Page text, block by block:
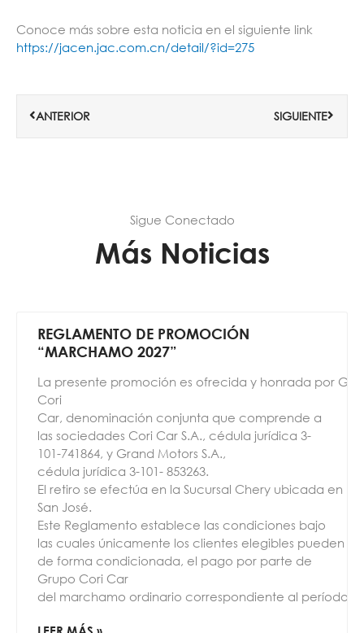
Conoce más sobre esta noticia en el siguiente link
https://jacen.jac.com.cn/detail/?id=275
ANTERIOR SIGUIENTE
Sigue Conectado
Más Noticias
REGLAMENTO DE PROMOCIÓN
“MARCHAMO 2027”
La presente promoción es ofrecida y honrada por
Cori
Car, denominación conjunta que comprende a
las sociedades Cori Car S.A., cédula jurídica 3-
101-741864, y Grand Motors S.A.,
cédula jurídica 3-101- 853263.
El retiro se efectúa en la Sucursal Chery ubicada en La
San José.
Este Reglamento establece las condiciones bajo
las cuales únicamente los clientes elegibles pueden
de forma condicionada, el pago por parte de
Grupo Cori Car
del marchamo ordinario correspondiente al período